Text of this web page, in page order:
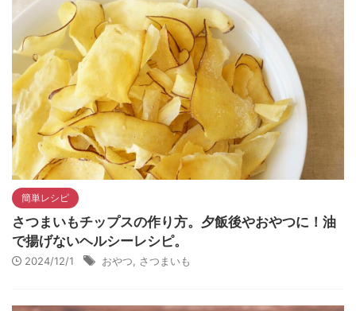
簡単レシピ
さつまいもチップスの作り方。夕飯後やおやつに！油
で揚げないヘルシーレシピ。
2024/12/1 おやつ さつまいも